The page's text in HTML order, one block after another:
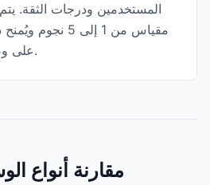
المستخدمين ودرجات الثقة.
على وضعه التنظيمي وسجله.
مقارنة أنواع